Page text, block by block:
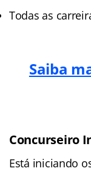
Todas as
Saiba
Concurseiro
Está iniciando